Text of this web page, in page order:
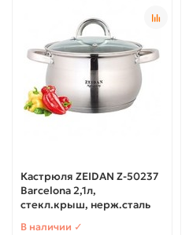
Кастрюля ZEIDAN Z-50237
Barcelona 2,1л,
стекл.крыш, нерж.сталь
В наличии ✓